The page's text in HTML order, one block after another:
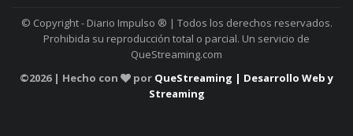
© Copyright - Diario Impulso ® | Todos los derechos reservados.
Prohibida su reproducción total o parcial. Un servicio de
QueStreaming.com
©2026 | Hecho con por QueStreaming | Desarrollo Web y
Streaming